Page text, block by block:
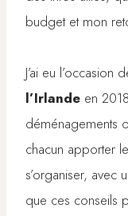
budget et mon
J’ai eu
l’Irlande en
déménagements
chacun apporter
s’organiser, avec
que ces conseils